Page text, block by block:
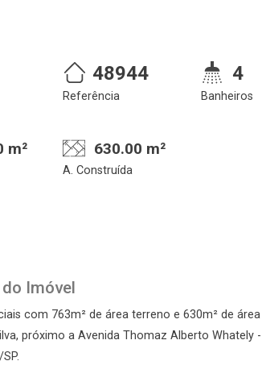
48944
Referência
4
Banheiros
m² 630.00 m²
A. Construída
Imóvel
com 763m² de área terreno e 630m² de
próximo a Avenida Thomaz Alberto Whately